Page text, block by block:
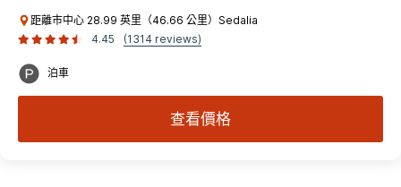
距離市中心 28.99 英里（46.66 公里）Sedalia
4.45
(1314 reviews)
泊車
查看價格